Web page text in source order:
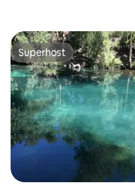
Superhost
Superhost